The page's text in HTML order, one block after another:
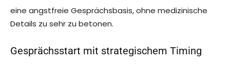
eine angstfreie Gesprächsbasis, ohne medizinische
Details zu sehr zu betonen.
Gesprächsstart mit strategischem Timing